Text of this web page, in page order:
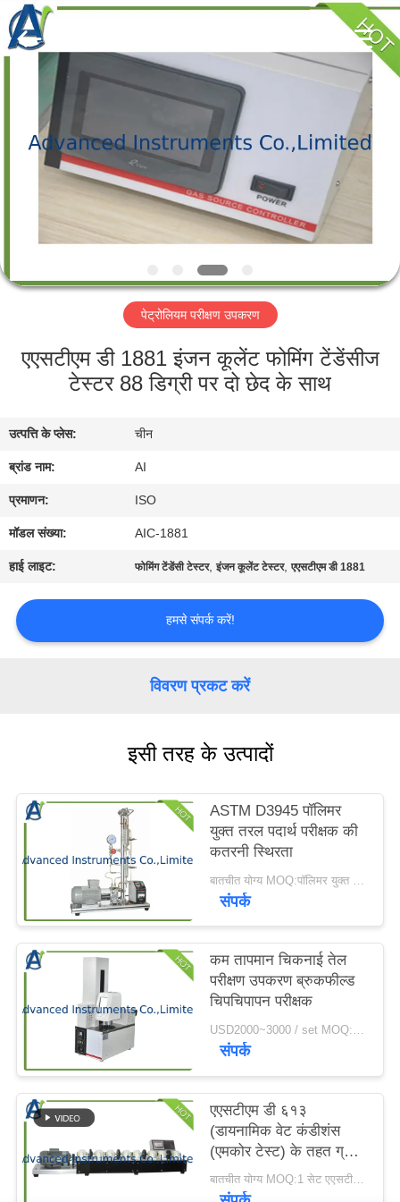
उत्पादों
में
भ्रमण
नियंत्रण
संपर्क
करें
मामलों
अनुरोध
करें
साइटमैप
PRIVACY
POLICY
Advanced
Instruments
Co.,Limited.
All
Rights
पेट्रोलियम परीक्षण उपकरण
एएसटीएम डी 1881 इंजन कूलेंट फोमिंग टेंडेंसीज
टेस्टर 88 डिग्री पर दो छेद के साथ
उत्पत्ति के प्लेस: चीन
ब्रांड नाम: AI
प्रमाणन: ISO
मॉडल संख्या: AIC-1881
हाई लाइट: फोमिंग टेंडेंसी टेस्टर,इंजन कूलेंट टेस्टर,एएसटीएम डी 1881
हमसे संपर्क करें!
विवरण प्रकट करें
इसी तरह के उत्पादों
ASTM D3945 पॉलिमर
युक्त तरल पदार्थ परीक्षक की
कतरनी स्थिरता
बातचीत योग्य MOQ:पॉलिमर युक्त तरल पदार्थ परीक्षक की 1 सेट कतरनी स्थिरता
संपर्क
कम तापमान चिकनाई तेल
परीक्षण उपकरण ब्रुकफील्ड
चिपचिपापन परीक्षक
USD2000~3000 / set MOQ:1 सेट
संपर्क
एएसटीएम डी ६१३
(डायनामिक वेट कंडीशंस
(एमकोर टेस्ट) के तहत ग्रीस
परीक्षण उपकरण
बातचीत योग्य MOQ:1 सेट एएसटीएम डी६१३८ ग्रीस परीक्षण उपकरण